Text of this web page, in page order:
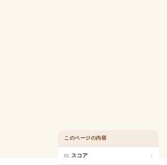
このページの内容
01 スコア ↓